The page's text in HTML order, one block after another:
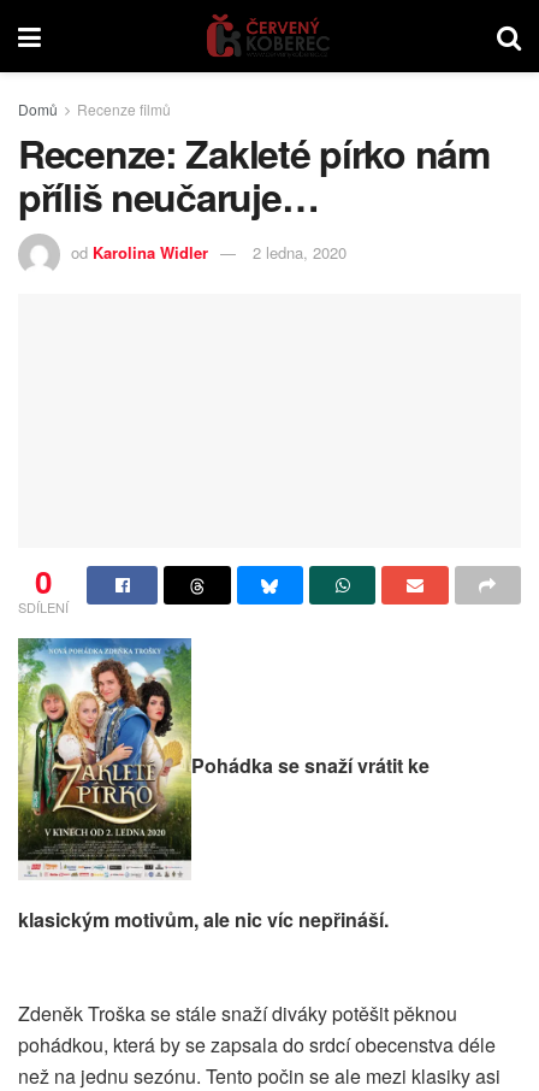
Domů Recenze filmů
Recenze: Zakleté pírko nám
příliš neučaruje…
od Karolina Widler 2 ledna, 2020
0
SDÍLENÍ
Pohádka se snaží vrátit ke
klasickým motivům, ale nic víc nepřináší.
Zdeněk Troška se stále snaží diváky potěšit pěknou
pohádkou, která by se zapsala do srdcí obecenstva déle
než na jednu sezónu. Tento počin se ale mezi klasiky asi